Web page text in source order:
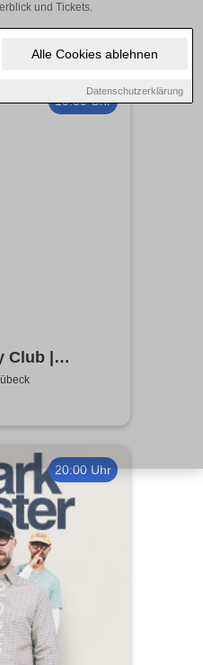
Alle Cookies ablehnen
Datenschutzerklärung
und Tickets.
19:00 Uhr
Club |
20:00 Uhr